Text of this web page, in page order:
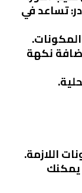
: تساعد في
نكهة
اللازمة.
يمكنك